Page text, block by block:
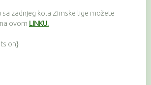
sa zadnjeg kola Zimske lige možete
ovom LINKU.
on}